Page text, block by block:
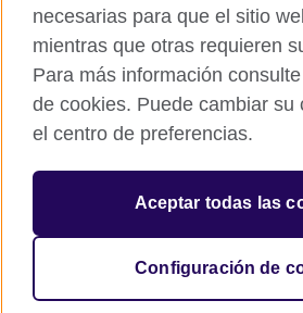
British Council global
Políticas de privacidad y condiciones de
© 2026 British Council
The United Kingdom’s international
necesarias para que el sitio
mientras que otras requieren
Para más información
de cookies. Puede cambiar su
el centro de preferencias.
Aceptar todas las
Configuración de